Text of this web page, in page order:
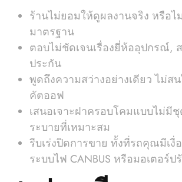
ร้านไม่ยอมให้ดูผลงานจริง หรือ
มาตรฐาน
ตอบไม่ชัดเจนเรื่องยี่ห้ออุปกรณ์,
ประกัน
พูดถึงความสว่างอย่างเดียว ไม่ส
คัตออฟ
เสนอเจาะฝาครอบโคมแบบไม่มี
ระบายที่เหมาะสม
รีบเร่งปิดการขาย ทั้งที่รถคุณมีเงื่
ระบบไฟ CANBUS หรือมอเตอร์ป